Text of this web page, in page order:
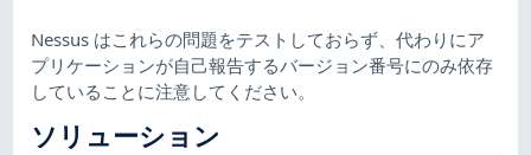
Nessus はこれらの問題をテストしておらず、代わりにア
プリケーションが自己報告するバージョン番号にのみ依存
していることに注意してください。
ソリューション